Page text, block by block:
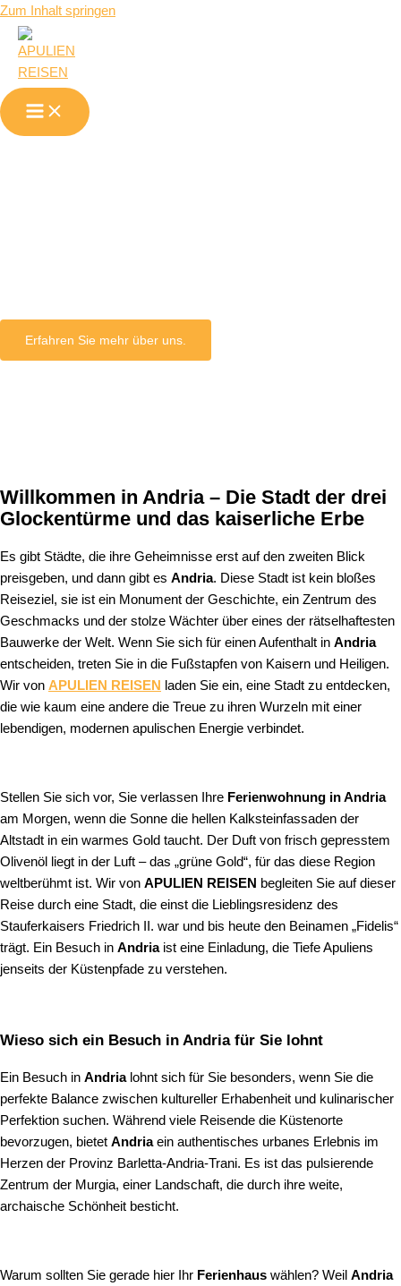
Zum Inhalt springen
Erfahren Sie mehr über uns.
Willkommen in Andria – Die Stadt der drei
Glockentürme und das kaiserliche Erbe
Es gibt Städte, die ihre Geheimnisse erst auf den zweiten Blick
preisgeben, und dann gibt es Andria. Diese Stadt ist kein bloßes
Reiseziel, sie ist ein Monument der Geschichte, ein Zentrum des
Geschmacks und der stolze Wächter über eines der rätselhaftesten
Bauwerke der Welt. Wenn Sie sich für einen Aufenthalt in Andria
entscheiden, treten Sie in die Fußstapfen von Kaisern und Heiligen.
Wir von APULIEN REISEN
laden Sie ein, eine Stadt zu entdecken,
die wie kaum eine andere die Treue zu ihren Wurzeln mit einer
lebendigen, modernen apulischen Energie verbindet.
Stellen Sie sich vor, Sie verlassen Ihre Ferienwohnung in Andria
am Morgen, wenn die Sonne die hellen Kalksteinfassaden der
Altstadt in ein warmes Gold taucht. Der Duft von frisch gepresstem
Olivenöl liegt in der Luft – das „grüne Gold“, für das diese Region
weltberühmt ist. Wir von APULIEN REISEN begleiten Sie auf dieser
Reise durch eine Stadt, die einst die Lieblingsresidenz des
Stauferkaisers Friedrich II. war und bis heute den Beinamen „Fidelis“
trägt. Ein Besuch in Andriaist eine Einladung, die Tiefe Apuliens
jenseits der Küstenpfade zu verstehen.
Wieso sich ein Besuch in Andria für Sie lohnt
Ein Besuch in Andrialohnt sich für Sie besonders, wenn Sie die
perfekte Balance zwischen kultureller Erhabenheit und kulinarischer
Perfektion suchen. Während viele Reisende die Küstenorte
bevorzugen, bietet Andriaein authentisches urbanes Erlebnis im
Herzen der Provinz Barletta-Andria-Trani. Es ist das pulsierende
Zentrum der Murgia, einer Landschaft, die durch ihre weite,
archaische Schönheit besticht.
Warum sollten Sie gerade hier Ihr Ferienhaus wählen? Weil Andria